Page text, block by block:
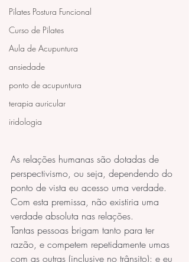
Pilates Postura Funcional
Curso de Pilates
Aula de Acupuntura
ansiedade
ponto de acupuntura
terapia auricular
iridologia
As relações humanas são dotadas de
perspectivismo, ou seja, dependendo do
ponto de vista eu acesso uma verdade.
Com esta premissa, não existiria uma
verdade absoluta nas relações.
Tantas pessoas brigam tanto para ter
razão, e competem repetidamente umas
com as outras (inclusive no trânsito): e eu